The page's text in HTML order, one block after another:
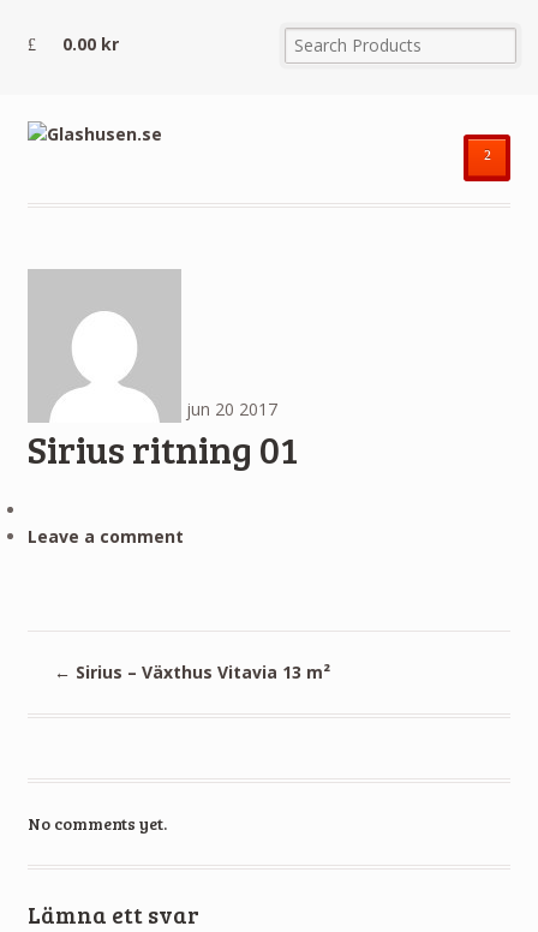
0.00 kr
²
jun 20 2017
Sirius ritning 01
Leave a comment
← Sirius – Växthus Vitavia 13 m²
No comments yet.
Lämna ett svar